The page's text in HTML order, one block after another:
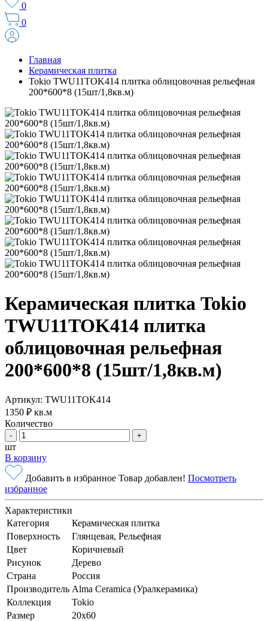
0
0
Главная
Керамическая плитка
Tokio TWU11TOK414 плитка облицовочная рельефная
200*600*8 (15шт/1,8кв.м)
Керамическая плитка Tokio
TWU11TOK414 плитка
облицовочная рельефная
200*600*8 (15шт/1,8кв.м)
Артикул: TWU11TOK414
1350 ₽ кв.м
Количество
- +
шт
В корзину
Добавить в избранное Товар добавлен! Посмотреть
избранное
Характеристики
Категория
Керамическая плитка
Поверхность
Глянцевая, Рельефная
Цвет
Коричневый
Рисунок
Дерево
Страна
Россия
Производитель Alma Ceramica (Уралкерамика)
Коллекция
Tokio
Размер
20x60